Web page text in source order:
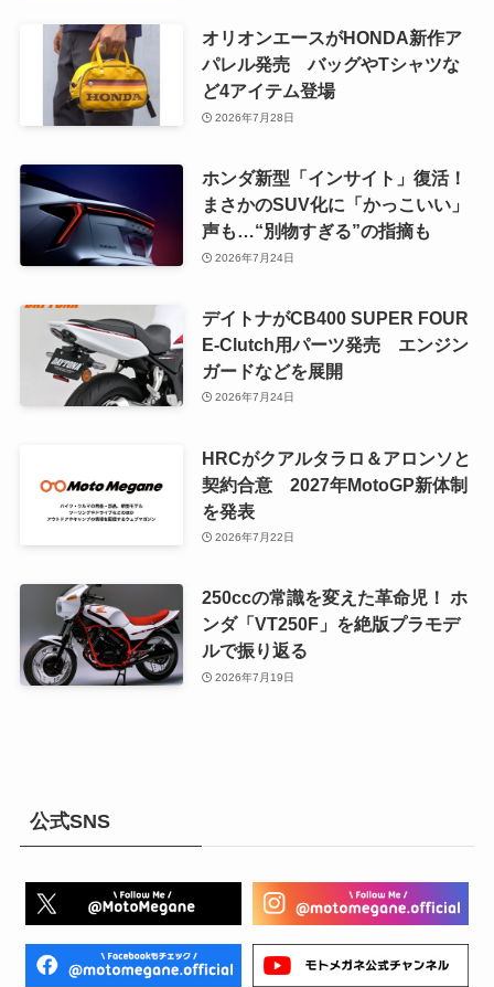
オリオンエースがHONDA新作ア
パレル発売 バッグやTシャツな
ど4アイテム登場
2026年7月28日
ホンダ新型「インサイト」復活！
まさかのSUV化に「かっこいい」
声も…“別物すぎる”の指摘も
2026年7月24日
デイトナがCB400 SUPER FOUR
E-Clutch用パーツ発売 エンジン
ガードなどを展開
2026年7月24日
HRCがクアルタラロ＆アロンソと
契約合意 2027年MotoGP新体制
を発表
2026年7月22日
250ccの常識を変えた革命児！ ホ
ンダ「VT250F」を絶版プラモデ
ルで振り返る
2026年7月19日
公式SNS